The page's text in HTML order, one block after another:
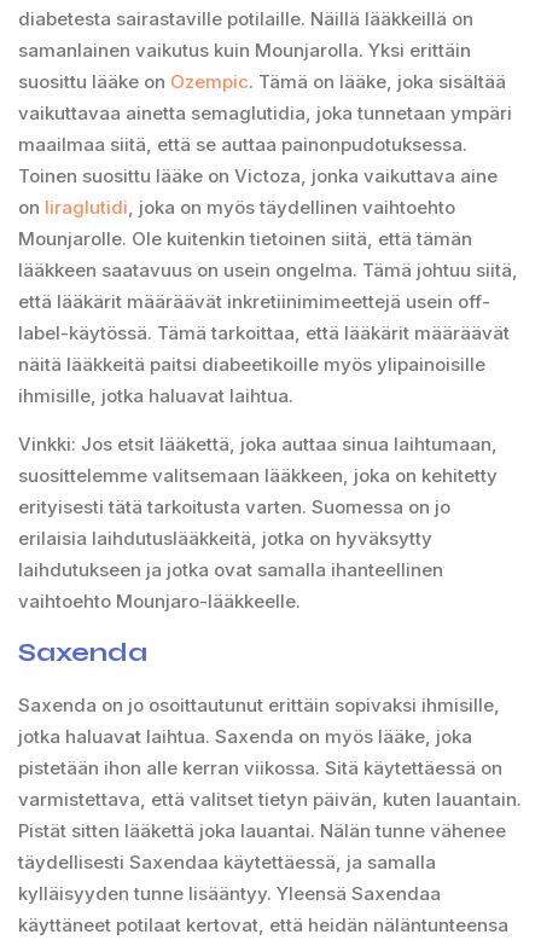
diabetesta sairastaville potilaille. Näillä lääkkeillä on
samanlainen vaikutus kuin Mounjarolla. Yksi erittäin
suosittu lääke on Ozempic. Tämä on lääke, joka sisältää
vaikuttavaa ainetta semaglutidia, joka tunnetaan ympäri
maailmaa siitä, että se auttaa painonpudotuksessa.
Toinen suosittu lääke on Victoza, jonka vaikuttava aine
on liraglutidi , joka on myös täydellinen vaihtoehto
Mounjarolle. Ole kuitenkin tietoinen siitä, että tämän
lääkkeen saatavuus on usein ongelma. Tämä johtuu siitä,
että lääkärit määräävät inkretiinimimeettejä usein off-
label-käytössä. Tämä tarkoittaa, että lääkärit määräävät
näitä lääkkeitä paitsi diabeetikoille myös ylipainoisille
ihmisille, jotka haluavat laihtua.
Vinkki: Jos etsit lääkettä, joka auttaa sinua laihtumaan,
suosittelemme valitsemaan lääkkeen, joka on kehitetty
erityisesti tätä tarkoitusta varten. Suomessa on jo
erilaisia laihdutuslääkkeitä, jotka on hyväksytty
laihdutukseen ja jotka ovat samalla ihanteellinen
vaihtoehto Mounjaro-lääkkeelle.
Saxenda
Saxenda on jo osoittautunut erittäin sopivaksi ihmisille,
jotka haluavat laihtua. Saxenda on myös lääke, joka
pistetään ihon alle kerran viikossa. Sitä käytettäessä on
varmistettava, että valitset tietyn päivän, kuten lauantain.
Pistät sitten lääkettä joka lauantai. Nälän tunne vähenee
täydellisesti Saxendaa käytettäessä, ja samalla
kylläisyyden tunne lisääntyy. Yleensä Saxendaa
käyttäneet potilaat kertovat, että heidän näläntunteensa